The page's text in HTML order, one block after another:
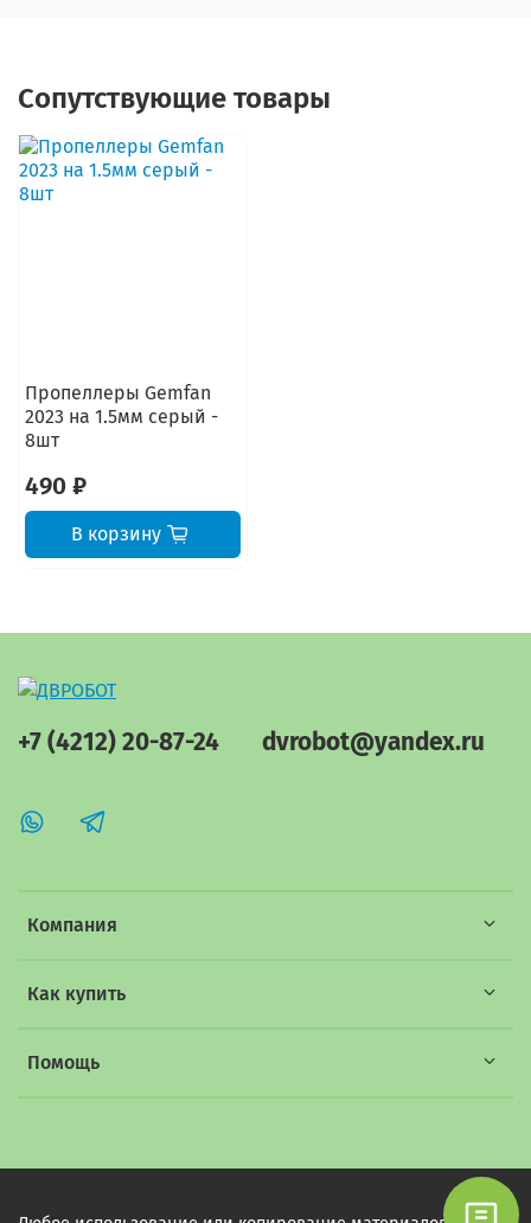
Сопутствующие товары
Пропеллеры Gemfan
2023 на 1.5мм серый -
8шт
490 ₽
В корзину
Компания
Как купить
Помощь
+7 (4212) 20-87-24 dvrobot@yandex.ru